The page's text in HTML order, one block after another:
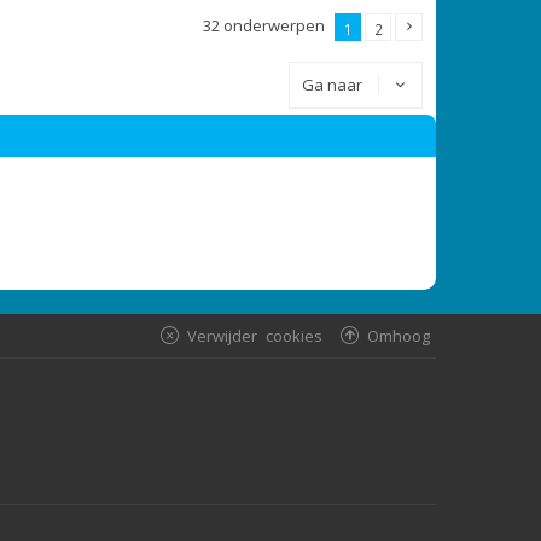
32 onderwerpen 1 2
Ga naar
Omhoog
Verwijder cookies